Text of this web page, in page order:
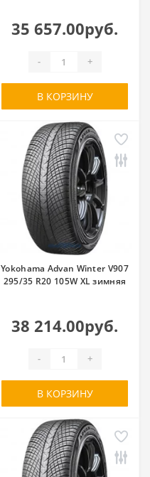
35 657.00руб.
- +
В КОРЗИНУ
Yokohama Advan Winter V907
295/35 R20 105W XL зимняя
38 214.00руб.
- +
В КОРЗИНУ